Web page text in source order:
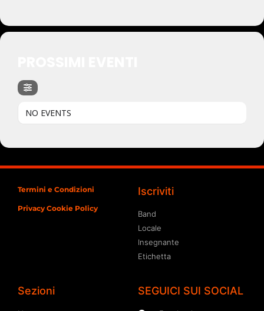
NO EVENTS
Termini e Condizioni
Privacy Cookie Policy
Iscriviti
Band
Locale
Insegnante
Etichetta
Sezioni SEGUICI SUI SOCIAL